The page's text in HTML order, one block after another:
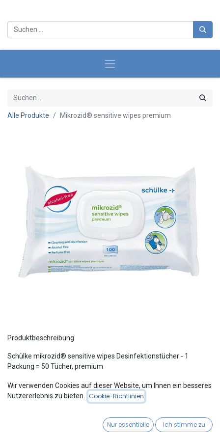
Alle Produkte Mikrozid® sensitive wipes premium
Produktbeschreibung
Schülke mikrozid® sensitive wipes Desinfektionstücher - 1
Packung = 50 Tücher, premium
Die alkoholfreien Desinfektionstücher überzeugen mit einer
hervorragenden Materialverträglichkeit.
Wir verwenden Cookies auf dieser Website, um Ihnen ein besseres
Nutzererlebnis zu bieten.
Cookie-Richtlinien
Nur essentielle Ich stimme zu